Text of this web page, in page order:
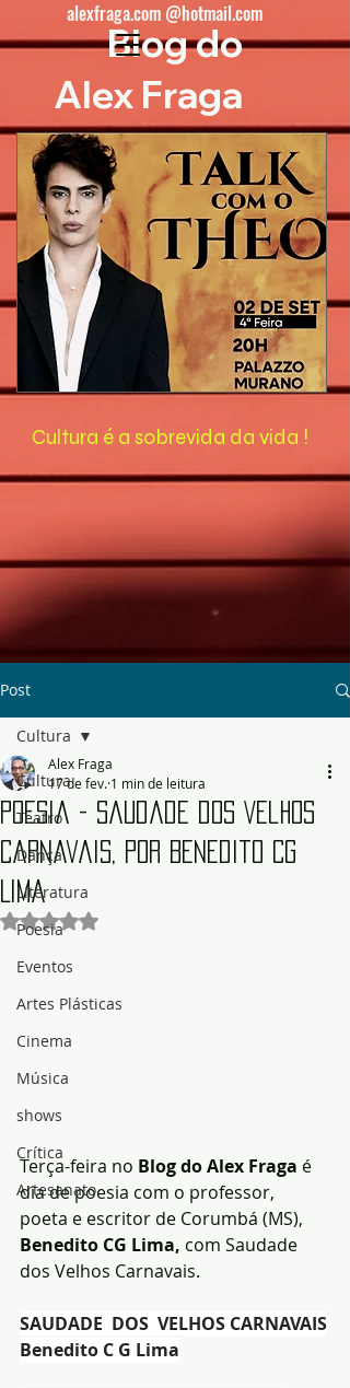
Cultura é a sobrevida da vida !
Blog do
Alex Fraga
alexfraga.com @hotmail.com
Post
Cultura
Teatro
Dança
Literatura
Poesia
Eventos
Artes Plásticas
Cinema
Música
shows
Crítica
Artesanato
Cultura
Poesia - Saudade dos Velhos
Carnavais, por Benedito CG
Lima
Alex Fraga
17 de fev. 1 min de leitura
Avaliado com NaN de 5 estrelas.
Terça-feira no Blog do Alex Fraga é
dia de poesia com o professor,
poeta e escritor de Corumbá (MS),
Benedito CG Lima, com Saudade
dos Velhos Carnavais.
SAUDADE  DOS  VELHOS CARNAVAIS
Benedito C G Lima